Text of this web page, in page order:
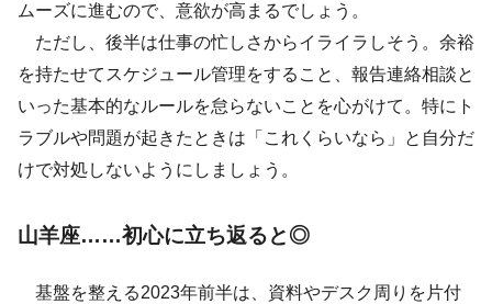
ムーズに進むので、意欲が高まるでしょう。
ただし、後半は仕事の忙しさからイライラしそう。余裕
を持たせてスケジュール管理をすること、報告連絡相談と
いった基本的なルールを怠らないことを心がけて。特にト
ラブルや問題が起きたときは「これくらいなら」と自分だ
けで対処しないようにしましょう。
山羊座……初心に立ち返ると◎
基盤を整える2023年前半は、資料やデスク周りを片付